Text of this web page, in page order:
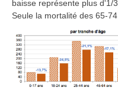
baisse représente plus d'1/
Seule la mortalité des 65-